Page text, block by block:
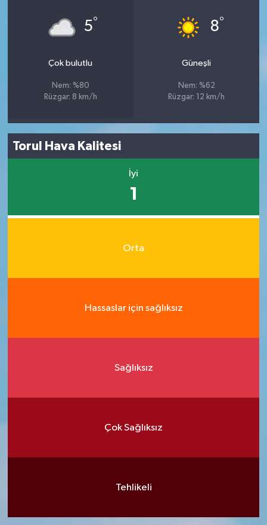
5°
Çok bulutlu
Nem: %80
Rüzgar: 8 km/h
8°
Güneşli
Nem: %62
Rüzgar: 12 km/h
Torul Hava Kalitesi
İyi
1
Orta
Hassaslar için sağlıksız
Sağlıksız
Çok Sağlıksız
Tehlikeli